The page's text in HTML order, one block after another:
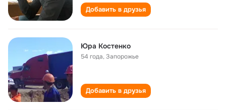
Добавить в друзья
Юра Костенко
54 года,Запорожье
Добавить в друзья